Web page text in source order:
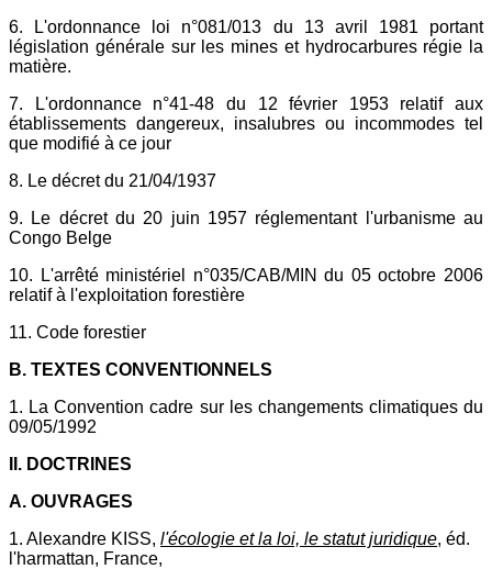
6. L'ordonnance loi n°081/013 du 13 avril 1981 portant
législation générale sur les mines et hydrocarbures régie la
matière.
7. L'ordonnance n°41-48 du 12 février 1953 relatif aux
établissements dangereux, insalubres ou incommodes tel
que modifié à ce jour
8. Le décret du 21/04/1937
9. Le décret du 20 juin 1957 réglementant l'urbanisme au
Congo Belge
10. L'arrêté ministériel n°035/CAB/MIN du 05 octobre 2006
relatif à l'exploitation forestière
11. Code forestier
B. TEXTES CONVENTIONNELS
1. La Convention cadre sur les changements climatiques du
09/05/1992
II. DOCTRINES
A. OUVRAGES
1. Alexandre KISS, l'écologie et la loi, le statut juridique, éd.
l'harmattan, France,